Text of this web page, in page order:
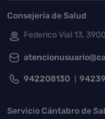
Consejería de Salud
Federico Vial 13,
942208130
Servicio Cántabro de